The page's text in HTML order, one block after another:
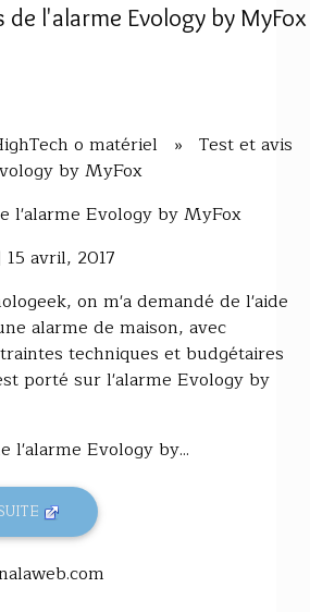
de l'alarme Evology by MyFox
o matériel » Test et avis
by MyFox
l'alarme Evology by MyFox
avril, 2017
on m'a demandé de l'aide
alarme de maison, avec
techniques et budgétaires
porté sur l'alarme Evology by
l'alarme Evology by...